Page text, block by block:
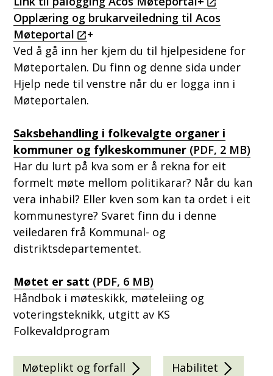
Opplæring og brukarveiledning til Acos
Møteportal
+
Ved å gå inn her kjem du til hjelpesidene for
Møteportalen. Du finn og denne sida under
Hjelp nede til venstre når du er logga inn i
Møteportalen.
Saksbehandling i folkevalgte organer i
kommuner og fylkeskommuner (PDF, 2 MB)
Har du lurt på kva som er å rekna for eit
formelt møte mellom politikarar? Når du kan
vera inhabil? Eller kven som kan ta ordet i eit
kommunestyre? Svaret finn du i denne
veiledaren frå Kommunal- og
distriktsdepartementet.
Møtet er satt (PDF, 6 MB)
Håndbok i møteskikk, møteleiing og
voteringsteknikk, utgitt av KS
Folkevaldprogram
Møteplikt og forfall Habilitet